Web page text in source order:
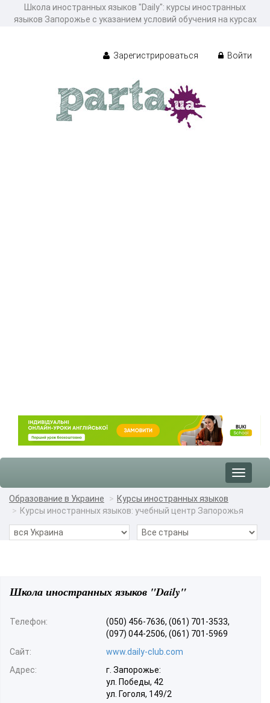
Школа иностранных языков "Daily": курсы иностранных
языков Запорожье с указанием условий обучения на курсах
Зарегистрироваться Войти
Toggle
Образование в Украине
Курсы иностранных языков
Курсы иностранных языков: учебный центр Запорожья
Школа иностранных языков "Daily"
Телефон:
(050) 456-7636, (061) 701-3533,
(097) 044-2506, (061) 701-5969
Сайт:
www.daily-club.com
Адрес:
г. Запорожье:
ул. Победы, 42
ул. Гоголя, 149/2